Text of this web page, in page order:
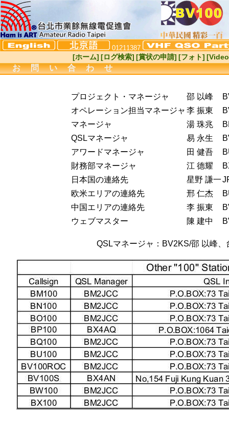
01211387
[ホーム] [ログ検索] [賞状の申請] [フォト]
お問い合わせ
プロジェクト・マネージャ 邵 以峰
オペレーション担当マネージャ 李 振東
マネージャ
湯 珠兆
QSLマネージャ
易 永生
アワードマネージャ
田 健吾
財務部マネージャ
江 德耀
日本国の連絡先
星野 謙一
欧米エリアの連絡先
邢 仁杰
中国エリアの連絡先
李 振東
ウェブマスター
陳 建中
QSLマネージャ：BV2KS/邵 以峰